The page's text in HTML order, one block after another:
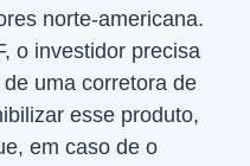
norte-americana.
o investidor precisa
uma corretora de
esse produto,
em caso de o